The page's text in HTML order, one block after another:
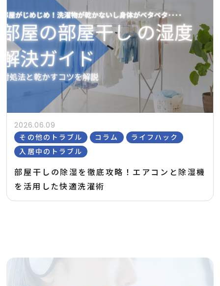
2026.06.09
その他のトラブル
コラム
ライフハック
入居中のトラブル
部屋干しの除湿を徹底攻略！エアコンと除湿機
を活用した快適洗濯術